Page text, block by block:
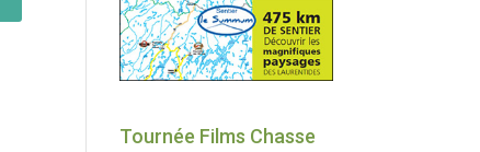
Tournée Films Chasse